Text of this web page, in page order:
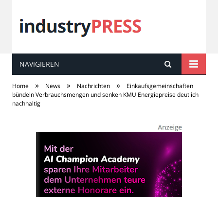
industryPRESS
NAVIGIEREN
Home » News » Nachrichten »
Einkaufsgemeinschaften
bündeln Verbrauchsmengen und senken KMU Energiepreise deutlich
nachhaltig